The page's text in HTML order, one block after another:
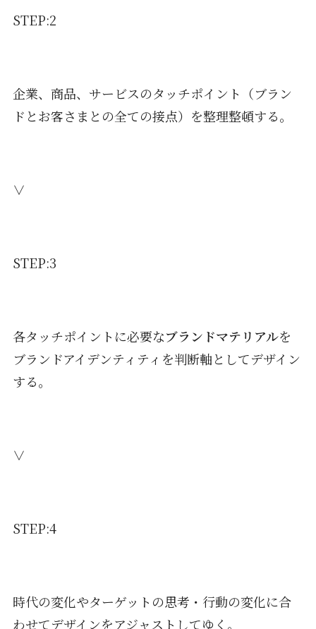
STEP:2
企業、商品、サービスのタッチポイント（ブラン
ドとお客さまとの全ての接点）を整理整頓する。
∨
STEP:3
各タッチポイントに必要なブランドマテリアルを
ブランドアイデンティティを判断軸としてデザイン
する。
∨
STEP:4
時代の変化やターゲットの思考・行動の変化に合
わせてデザインをアジャストしてゆく。